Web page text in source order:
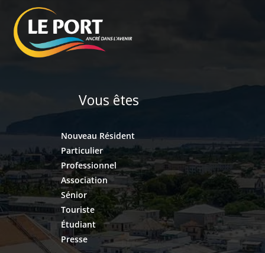
Vous êtes
Nouveau Résident
Particulier
Professionnel
Association
Sénior
Touriste
Étudiant
Presse